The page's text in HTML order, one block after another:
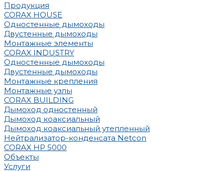
Продукция
CORAX HOUSE
Одностенные дымоходы
Двустенные дымоходы
Монтажные элементы
CORAX INDUSTRY
Одностенные дымоходы
Двустенные дымоходы
Монтажные крепления
Монтажные узлы
CORAX BUILDING
Дымоход одностенный
Дымоход коаксиальный
Дымоход коаксиальный утепленный
Нейтрализатор-конденсата Netcon
CORAX HP 5000
Объекты
Услуги